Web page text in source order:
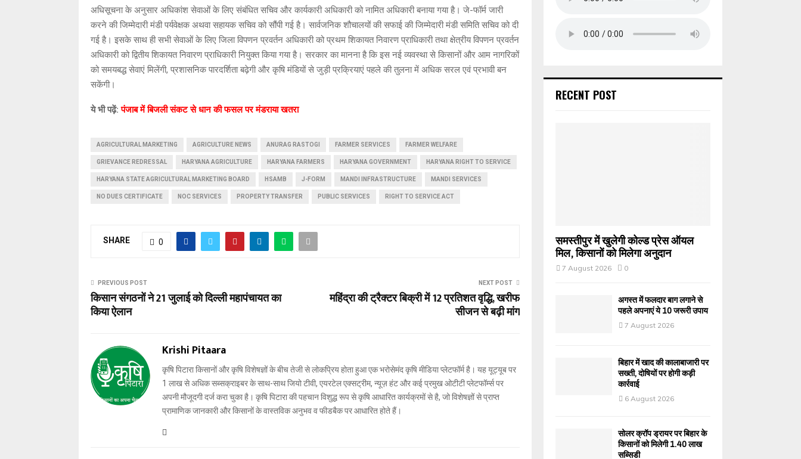
अधिसूचना के अनुसार अधिकांश सेवाओं के लिए संबंधित सचिव और कार्यकारी अधिकारी को नामित अधिकारी बनाया गया है। जे-फॉर्म जारी
करने की जिम्मेदारी मंडी पर्यवेक्षक अथवा सहायक सचिव को सौंपी गई है। सार्वजनिक शौचालयों की सफाई की जिम्मेदारी मंडी समिति सचिव को दी
गई है। इसके साथ ही सभी सेवाओं के लिए जिला विपणन प्रवर्तन अधिकारी को प्रथम शिकायत निवारण प्राधिकारी तथा क्षेत्रीय विपणन प्रवर्तन
अधिकारी को द्वितीय शिकायत निवारण प्राधिकारी नियुक्त किया गया है। सरकार का मानना है कि इस नई व्यवस्था से किसानों और आम नागरिकों
को समयबद्ध सेवाएं मिलेंगी, प्रशासनिक पारदर्शिता बढ़ेगी और कृषि मंडियों से जुड़ी प्रक्रियाएं पहले की तुलना में अधिक सरल एवं प्रभावी बन
सकेंगी।
ये भी पढ़ें:पंजाब में बिजली संकट से धान की फसल पर मंडराया खतरा
AGRICULTURAL MARKETING AGRICULTURE NEWS ANURAG RASTOGI FARMER SERVICES FARMER WELFARE
GRIEVANCE REDRESSAL HARYANA AGRICULTURE HARYANA FARMERS HARYANA GOVERNMENT HARYANA RIGHT TO SERVICE
HARYANA STATE AGRICULTURAL MARKETING BOARD HSAMB J-FORM MANDI INFRASTRUCTURE MANDI SERVICES
NO DUES CERTIFICATE NOC SERVICES PROPERTY TRANSFER PUBLIC SERVICES RIGHT TO SERVICE ACT
SHARE 0
PREVIOUS POST
किसान संगठनों ने 21 जुलाई को दिल्ली महापंचायत का
किया ऐलान
NEXT POST
महिंद्रा की ट्रैक्टर बिक्री में 12 प्रतिशत वृद्धि, खरीफ
सीजन से बढ़ी मांग
Krishi Pitaara
कृषि पिटारा किसानों और कृषि विशेषज्ञों के बीच तेजी से लोकप्रिय होता हुआ एक भरोसेमंद कृषि मीडिया प्लेटफॉर्म है। यह यूट्यूब पर
1 लाख से अधिक सब्सक्राइबर के साथ-साथ जियो टीवी, एयरटेल एक्सट्रीम, न्यूज़ हंट और कई प्रमुख ओटीटी प्लेटफॉर्म्स पर
अपनी मौजूदगी दर्ज करा चुका है। कृषि पिटारा की पहचान विशुद्ध रूप से कृषि आधारित कार्यक्रमों से है, जो विशेषज्ञों से प्राप्त
प्रामाणिक जानकारी और किसानों के वास्तविक अनुभव व फीडबैक पर आधारित होते हैं।
RECENT POST
समस्तीपुर में खुलेगी कोल्ड प्रेस ऑयल
मिल, किसानों को मिलेगा अनुदान
7 August 2026 0
अगस्त में फलदार बाग लगाने से
पहले अपनाएं ये 10 जरूरी उपाय
7 August 2026
बिहार में खाद की कालाबाजारी पर
सख्ती, दोषियों पर होगी कड़ी
कार्रवाई
6 August 2026
सोलर क्रॉप ड्रायर पर बिहार के
किसानों को मिलेगी 1.40 लाख
सब्सिडी